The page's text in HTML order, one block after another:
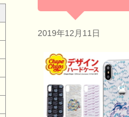
2019年12月11日